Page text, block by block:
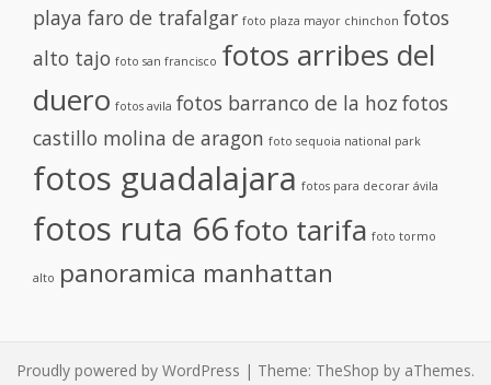
playa faro de trafalgar foto plaza mayor chinchon fotos
alto tajo foto san francisco fotos arribes del
duero fotos avila fotos barranco de la hoz fotos
castillo molina de aragon foto sequoia national park
fotos guadalajara fotos para decorar ávila
fotos ruta 66foto tarifa foto tormo
alto panoramica manhattan
Proudly powered by WordPress | Theme: TheShop by aThemes.